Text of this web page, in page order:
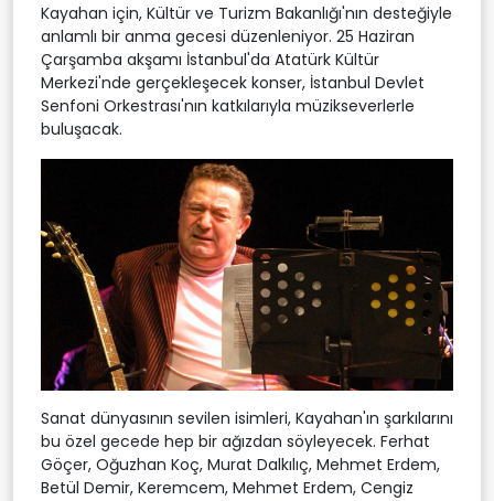
Kayahan için, Kültür ve Turizm Bakanlığı'nın desteğiyle
anlamlı bir anma gecesi düzenleniyor. 25 Haziran
Çarşamba akşamı İstanbul'da Atatürk Kültür
Merkezi'nde gerçekleşecek konser, İstanbul Devlet
Senfoni Orkestrası'nın katkılarıyla müzikseverlerle
buluşacak.
Sanat dünyasının sevilen isimleri, Kayahan'ın şarkılarını
bu özel gecede hep bir ağızdan söyleyecek. Ferhat
Göçer, Oğuzhan Koç, Murat Dalkılıç, Mehmet Erdem,
Betül Demir, Keremcem, Mehmet Erdem, Cengiz